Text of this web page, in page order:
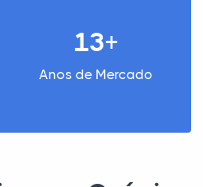
13+
Anos de Mercado